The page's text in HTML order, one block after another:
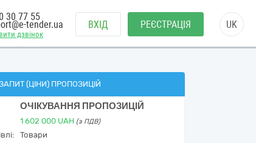
дзвінок
30 77 55
tender.ua ВХІД РЕЄСТРАЦІЯ UK
(ЦІНИ) ПРОПОЗИЦІЙ
ОЧІКУВАННЯ ПРОПОЗИЦІЙ
1 602 000 UAH (з ПДВ)
Товари